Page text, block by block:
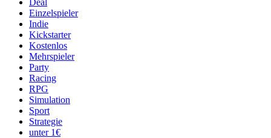
Einzelspieler
Indie
Kickstarter
Kostenlos
Mehrspieler
Party
Racing
RPG
Simulation
Sport
Strategie
unter 1€